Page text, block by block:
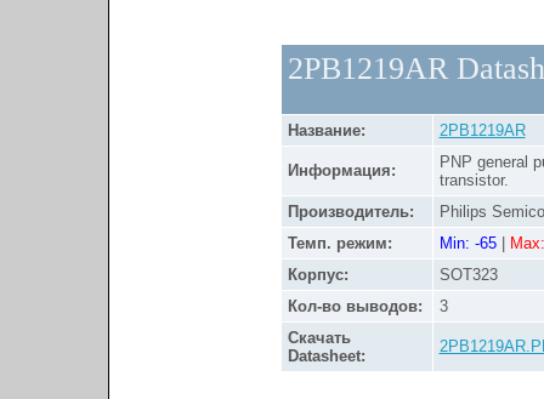
2PB1219AR
Название: 2PB1219AR
Информация:
PNP general
transistor.
Производитель:
Philips
Темп. режим:
Min: -65|
Корпус:
SOT323
Кол-во выводов:
3
Скачать
Datasheet: